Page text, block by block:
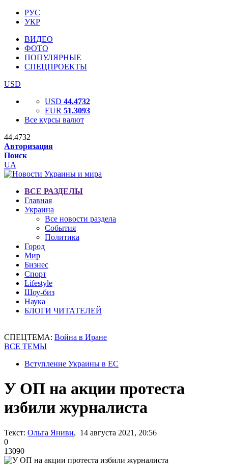
РУС
УКР
ВИДЕО
ФОТО
ПОПУЛЯРНЫЕ
СПЕЦПРОЕКТЫ
USD
USD 44.4732
EUR 51.3093
Все курсы валют
44.4732
Авторизация
Поиск
UA
ВСЕ РАЗДЕЛЫ
Главная
Украина
Все новости раздела
События
Политика
Город
Мир
Бизнес
Спорт
Lifestyle
Шоу-биз
Наука
БЛОГИ ЧИТАТЕЛЕЙ
СПЕЦТЕМА: Война в Иране
ВСЕ ТЕМЫ
Вступление Украины в ЕС
У ОП на акции протеста
избили журналиста
Текст: Ольга Яниви, 14 августа 2021, 20:56
0
13090